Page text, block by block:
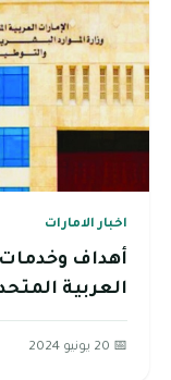
اخبار الامارات
أهداف وخدمات
العربية
📅 20 يونيو 2024